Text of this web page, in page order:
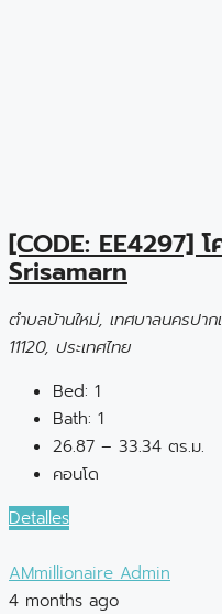
[CODE: EE4297]
Srisamarn
ตำบลบ้านใหม่, เทศบาลนครปา
11120, ประเทศไทย
Bed: 1
Bath: 1
26.87 – 33.34 ตร.ม.
คอนโด
Detalles
AMmillionaire Admin
4 months ago